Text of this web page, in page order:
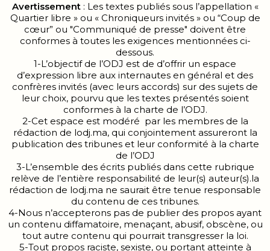
Avertissement: Les textes publiés sous l’appellation «
Quartier libre » ou « Chroniqueurs invités » ou “Coup de
cœur” ou "Communiqué de presse" doivent être
conformes à toutes les exigences mentionnées ci-
dessous.
1-L’objectif de l’ODJ est de d’offrir un espace
d’expression libre aux internautes en général et des
confrères invités (avec leurs accords) sur des sujets de
leur choix, pourvu que les textes présentés soient
conformes à la charte de l’ODJ.
2-Cet espace est modéré par les membres de la
rédaction de lodj.ma, qui conjointement assureront la
publication des tribunes et leur conformité à la charte
de l’ODJ
3-L’ensemble des écrits publiés dans cette rubrique
relève de l’entière responsabilité de leur(s) auteur(s).la
rédaction de lodj.ma ne saurait être tenue responsable
du contenu de ces tribunes.
4-Nous n’accepterons pas de publier des propos ayant
un contenu diffamatoire, menaçant, abusif, obscène, ou
tout autre contenu qui pourrait transgresser la loi.
5-Tout propos raciste, sexiste, ou portant atteinte à